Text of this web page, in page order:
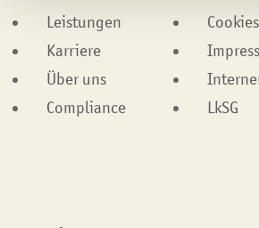
Leistungen
Cookies
Karriere
Über uns
Compliance
LkSG